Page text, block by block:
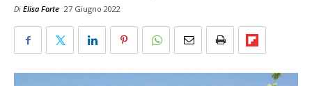
Di Elisa Forte 27 Giugno 2022